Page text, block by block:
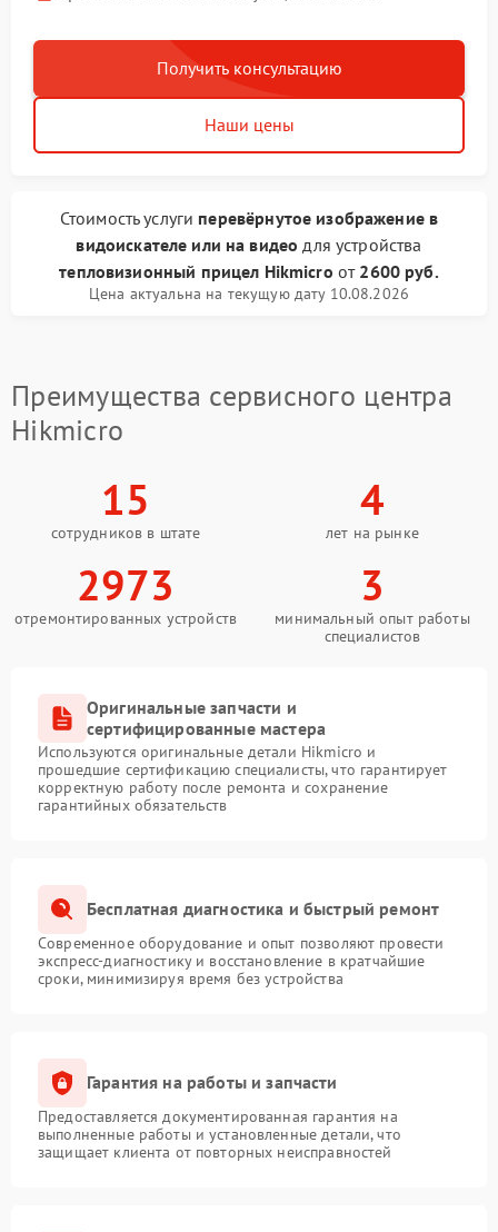
Получить консультацию
Наши цены
Стоимость услуги перевёрнутое изображение в
видоискателе или на видео для устройства
тепловизионный прицел Hikmicro от 2600 руб.
Цена актуальна на текущую дату 10.08.2026
Преимущества сервисного центра
Hikmicro
15
сотрудников в штате
4
лет на рынке
2973
отремонтированных устройств
3
минимальный опыт работы
специалистов
Оригинальные запчасти и
сертифицированные мастера
Используются оригинальные детали Hikmicro и
прошедшие сертификацию специалисты, что гарантирует
корректную работу после ремонта и сохранение
гарантийных обязательств
Бесплатная диагностика и быстрый ремонт
Современное оборудование и опыт позволяют провести
экспресс-диагностику и восстановление в кратчайшие
сроки, минимизируя время без устройства
Гарантия на работы и запчасти
Предоставляется документированная гарантия на
выполненные работы и установленные детали, что
защищает клиента от повторных неисправностей